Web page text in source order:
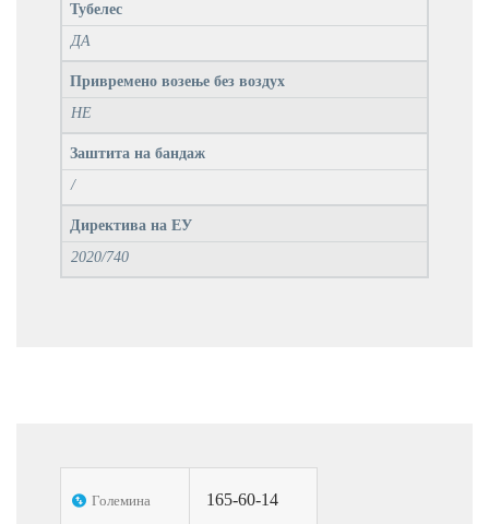
Тубелес
ДА
Привремено возење без воздух
НЕ
Заштита на бандаж
/
Директива на ЕУ
2020/740
Големина 165-60-14